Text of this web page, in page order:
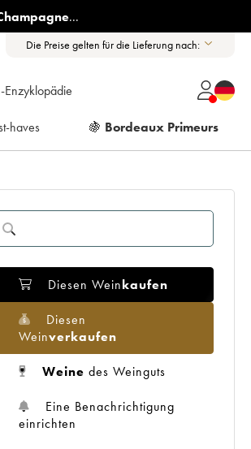
...
Die Preise gelten für die Lieferung nach:
Enzyklopädie
haves 🍇 Bordeaux Primeurs
Diesen Weinkaufen
Diesen
Weinverkaufen
Weine des Weinguts
Eine Benachrichtigung
einrichten